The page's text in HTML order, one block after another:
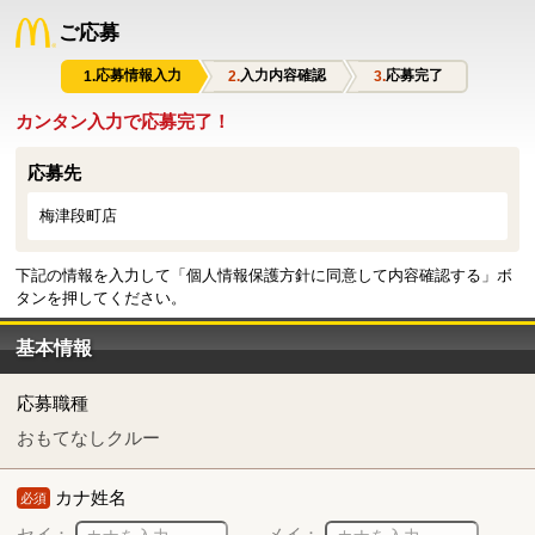
ご応募
応募情報入力 入力内容確認 応募完了
カンタン入力で応募完了！
応募先
梅津段町店
下記の情報を入力して「個人情報保護方針に同意して内容確認する」ボ
タンを押してください。
基本情報
応募職種
おもてなしクルー
必須 カナ姓名